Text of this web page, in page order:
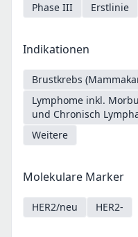
Phase III Erstlinie
Indikationen
Brustkrebs
Lymphome inkl.
und Chronisch
Weitere
Molekulare Marker
HER2/neu HER2-